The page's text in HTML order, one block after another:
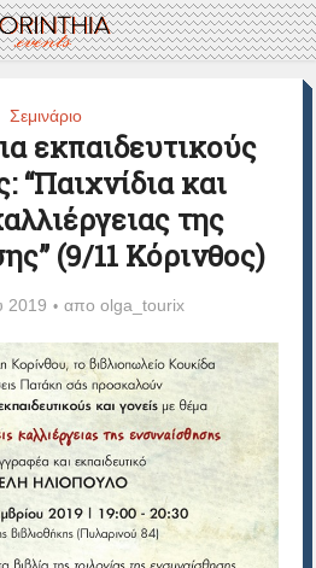
Σεμινάριο
εκπαιδευτικούς
“Παιχνίδια και
της
(9/11 Κόρινθος)
2019 απο olga_tourix